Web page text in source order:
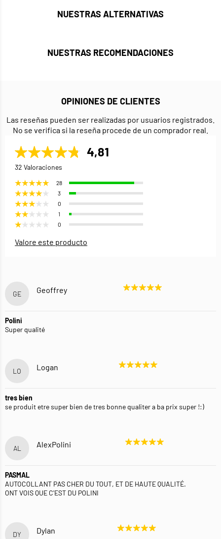
NUESTRAS ALTERNATIVAS
NUESTRAS RECOMENDACIONES
OPINIONES DE CLIENTES
Las reseñas pueden ser realizadas por usuarios registrados.
No se verifica si la reseña procede de un comprador real.
4,81
32 Valoraciones
28
3
0
1
0
Valore este producto
GE Geoffrey
Polini
Super qualité
LO Logan
tres bien
se produit etre super bien de tres bonne qualiter a ba prix super !:)
AL AlexPolini
PASMAL
AUTOCOLLANT PAS CHER DU TOUT, ET DE HAUTE QUALITÉ.
ONT VOIS QUE C'EST DU POLINI
DY Dylan